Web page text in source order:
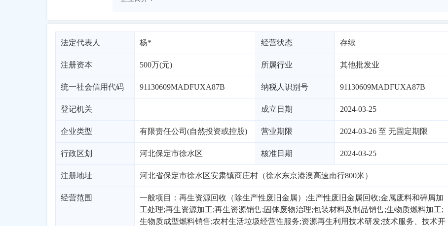
法定代表人 杨* 经营状态 存续
注册资本 500万(元) 所属行业 其他批发业
统一社会信用代码 91130609MADFUXA87B 纳税人识别号 91130609MADFUXA87B
登记机关 成立日期 2024-03-25
企业类型 有限责任公司(自然投资或控股) 营业期限 2024-03-26 至 无固定期限
行政区划 河北保定市徐水区 核准日期 2024-03-25
注册地址 河北省保定市徐水区安肃镇商庄村（徐水东京港澳高速南行800米）
经营范围
一般项目：再生资源回收（除生产性废旧金属）;生产性废旧金属回收;金属废料和碎屑加
工处理;再生资源加工;再生资源销售;固体废物治理;包装材料及制品销售;生物质燃料加工;
生物质成型燃料销售;农村生活垃圾经营性服务;资源再生利用技术研发;技术服务、技术开